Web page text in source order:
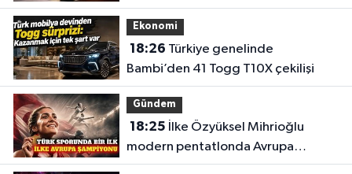
Ekonomi
18:26
Bambi’den 41 Togg T10X çekilişi
Gündem
18:25
modern pentatlonda Avrupa
şampiyonu